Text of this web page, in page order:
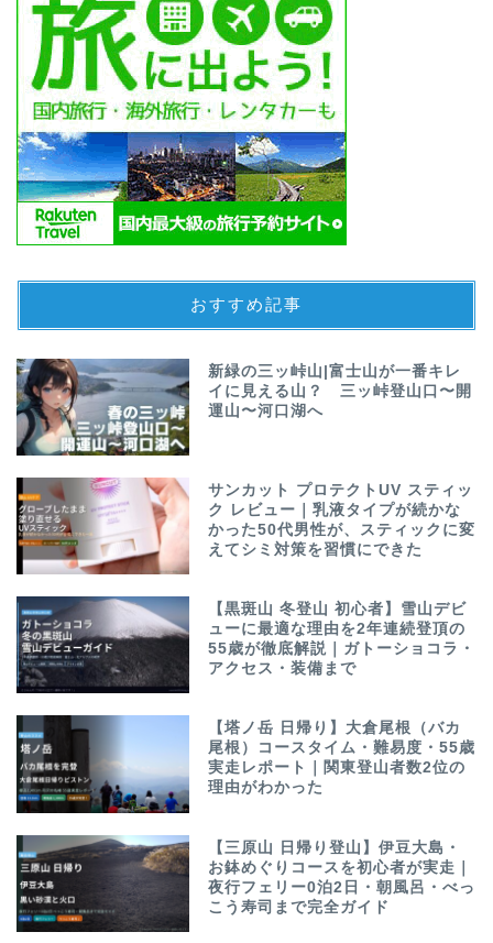
おすすめ記事
新緑の三ッ峠山|富士山が一番キレ
イに見える山？ 三ッ峠登山口〜開
運山〜河口湖へ
サンカット プロテクトUV スティッ
ク レビュー｜乳液タイプが続かな
かった50代男性が、スティックに変
えてシミ対策を習慣にできた
【黒斑山 冬登山 初心者】雪山デビ
ューに最適な理由を2年連続登頂の
55歳が徹底解説｜ガトーショコラ・
アクセス・装備まで
【塔ノ岳 日帰り】大倉尾根（バカ
尾根）コースタイム・難易度・55歳
実走レポート｜関東登山者数2位の
理由がわかった
【三原山 日帰り登山】伊豆大島・
お鉢めぐりコースを初心者が実走｜
夜行フェリー0泊2日・朝風呂・べっ
こう寿司まで完全ガイド